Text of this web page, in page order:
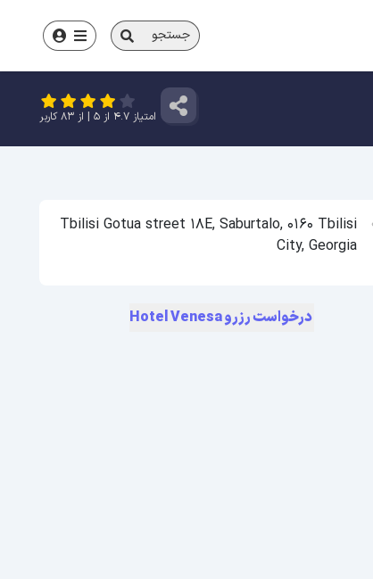
جستجو
امتیاز 4.7 از 5 | از 83 کاربر
Tbilisi Gotua street 18E, Saburtalo, 0160 Tbilisi
City, Georgia
درخواست رزرو Hotel Venesa